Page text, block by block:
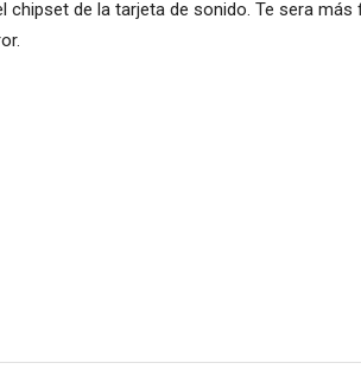
chipset de la tarjeta de sonido. Te sera